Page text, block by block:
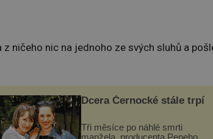
ničeho nic na jednoho ze svých sluhů a
Dcera Černocké stále trpí
Tři měsíce po náhlé smrti
manžela, producenta Pepeho